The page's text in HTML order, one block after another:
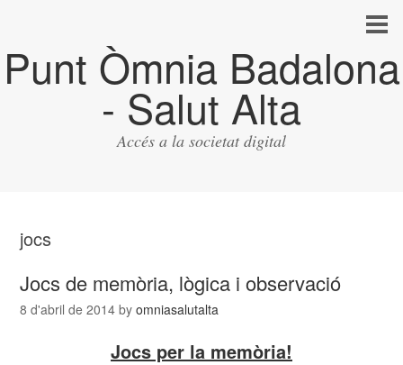
Punt Òmnia Badalona
- Salut Alta
Accés a la societat digital
jocs
Jocs de memòria, lògica i observació
8 d'abril de 2014 byomniasalutalta
Jocs per la memòria!